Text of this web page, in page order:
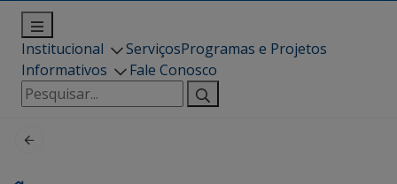
Institucional ServiçosProgramas e Projetos
Informativos
Fale Conosco
Pesquisar
por: